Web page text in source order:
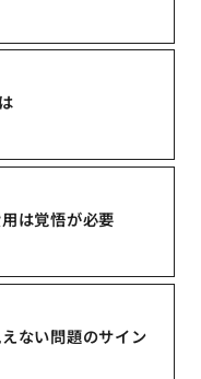
は覚悟が必要
ない問題のサイン